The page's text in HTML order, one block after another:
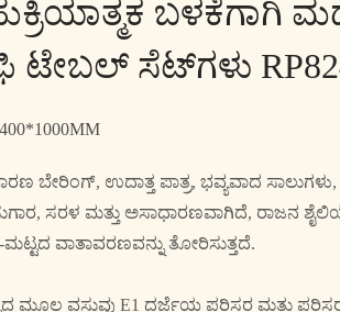
ಬಳಕೆಗಾಗಿ
ಟೇಬಲ್ ಸೆಟ್‌ಗಳು
ಬೇರಿಂಗ್, ಉದಾತ್ತ ಪಾತ್ರ, ಭವ್ಯವಾದ
ಸರಳ ಮತ್ತು ಅಸಾಧಾರಣವಾಗಿದೆ, ರಾಜನ
ವಾತಾವರಣವನ್ನು ತೋರಿಸುತ್ತದೆ.
ಮೂಲ ವಸ್ತುವು E1 ದರ್ಜೆಯ ಪರಿಸರ ಮತ್ತು